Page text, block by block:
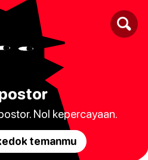
Nol kepercayaan.
temanmu